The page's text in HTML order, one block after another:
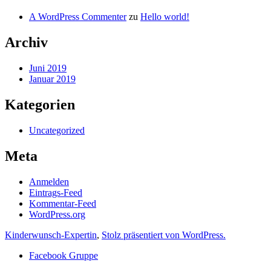
A WordPress Commenterzu Hello world!
Archiv
Juni 2019
Januar 2019
Kategorien
Uncategorized
Meta
Anmelden
Eintrags-Feed
Kommentar-Feed
WordPress.org
Kinderwunsch-Expertin, Stolz präsentiert von WordPress.
Facebook Gruppe